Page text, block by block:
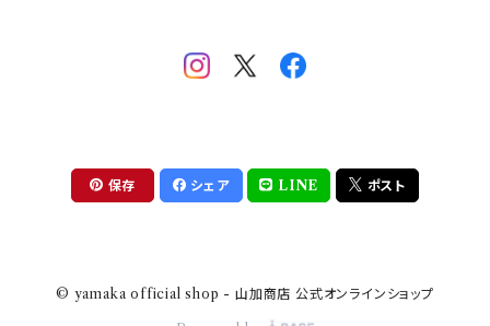
ちびまる子ちゃんandクレヨンしんちゃん
THE BEATLES(ザ・ビートルズ)
【山加商店×yaeko】migratory bird
HAPPY DINING(ハッピーダイニング)
保存 シェア LINE ポスト
© yamaka official shop - 山加商店 公式オンラインショップ